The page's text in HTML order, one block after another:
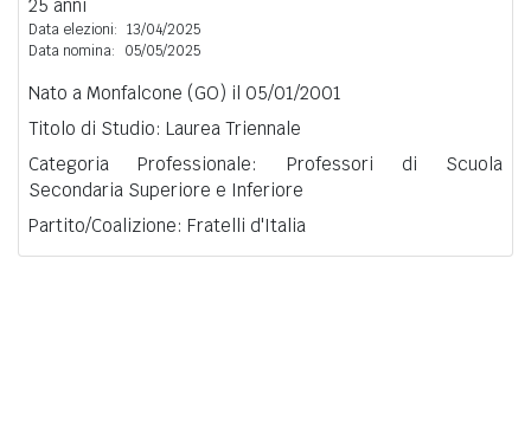
25 anni
Data elezioni: 13/04/2025
Data nomina:
05/05/2025
Nato a Monfalcone (GO) il 05/01/2001
Titolo di Studio: Laurea Triennale
Categoria Professionale: Professori di Scuola
Secondaria Superiore e Inferiore
Partito/Coalizione: Fratelli d'Italia